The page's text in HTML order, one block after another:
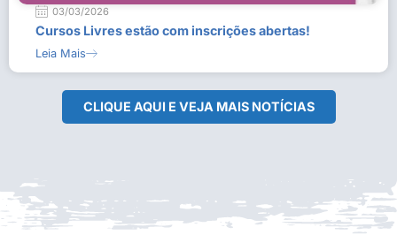
03/03/2026
Cursos Livres estão com inscrições abertas!
Leia Mais
CLIQUE AQUI E VEJA MAIS NOTÍCIAS